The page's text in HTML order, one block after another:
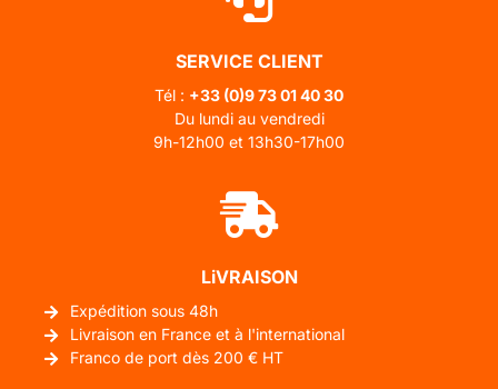
SERVICE CLIENT
Tél : +33 (0)9 73 01 40 30
Du lundi au vendredi
9h-12h00 et 13h30-17h00
LiVRAISON
Expédition sous 48h
Livraison en France et à l'international
Franco de port dès 200 € HT